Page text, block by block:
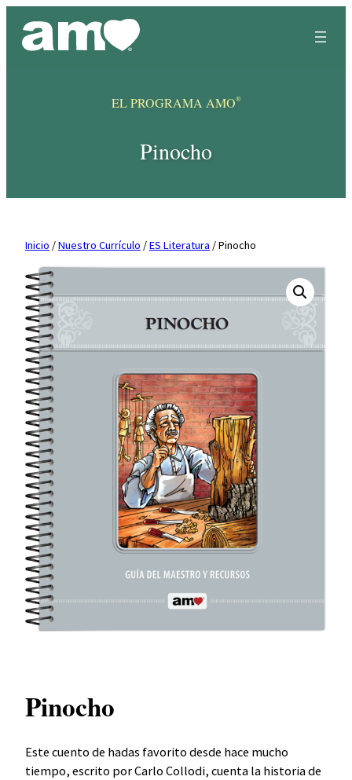
content
EL PROGRAMA AMO®
Pinocho
Inicio /Nuestro Currículo /ES Literatura / Pinocho
Pinocho
Este cuento de hadas favorito desde hace mucho
tiempo, escrito por Carlo Collodi, cuenta la historia de